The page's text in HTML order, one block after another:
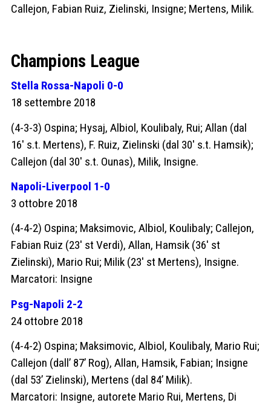
Callejon, Fabian Ruiz, Zielinski, Insigne; Mertens, Milik.
Champions League
Stella Rossa-Napoli 0-0
18 settembre 2018
(4-3-3) Ospina; Hysaj, Albiol, Koulibaly, Rui; Allan (dal
16′ s.t. Mertens), F. Ruiz, Zielinski (dal 30′ s.t. Hamsik);
Callejon (dal 30′ s.t. Ounas), Milik, Insigne.
Napoli-Liverpool 1-0
3 ottobre 2018
(4-4-2) Ospina; Maksimovic, Albiol, Koulibaly; Callejon,
Fabian Ruiz (23′ st Verdi), Allan, Hamsik (36′ st
Zielinski), Mario Rui; Milik (23′ st Mertens), Insigne.
Marcatori: Insigne
Psg-Napoli 2-2
24 ottobre 2018
(4-4-2) Ospina; Maksimovic, Albiol, Koulibaly, Mario Rui;
Callejon (dall’ 87’ Rog), Allan, Hamsik, Fabian; Insigne
(dal 53’ Zielinski), Mertens (dal 84’ Milik).
Marcatori: Insigne, autorete Mario Rui, Mertens, Di